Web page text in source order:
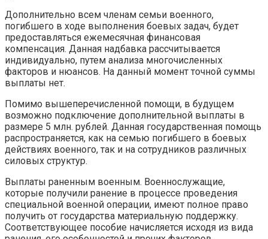
Дополнительно всем членам семьи военного,
погибшего в ходе выполнения боевых задач, будет
предоставляться ежемесячная финансовая
компенсация. Данная надбавка рассчитывается
индивидуально, путем анализа многочисленных
факторов и нюансов. На данный момент точной суммы
выплаты нет.
Помимо вышеперечисленной помощи, в будущем
возможно подключение дополнительной выплаты в
размере 5 млн. рублей. Данная государственная помощь
распространяется, как на семью погибшего в боевых
действиях военного, так и на сотрудников различных
силовых структур.
Выплаты раненным военным. Военнослужащие,
которые получили ранение в процессе проведения
специальной военной операции, имеют полное право
получить от государства материальную поддержку.
Соответствующее пособие начисляется исходя из вида